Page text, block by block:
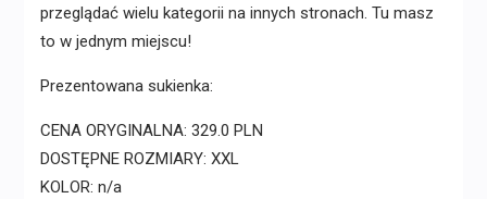
przeglądać wielu kategorii na innych stronach. Tu masz
to w jednym miejscu!
Prezentowana sukienka:
CENA ORYGINALNA: 329.0 PLN
DOSTĘPNE ROZMIARY: XXL
KOLOR: n/a